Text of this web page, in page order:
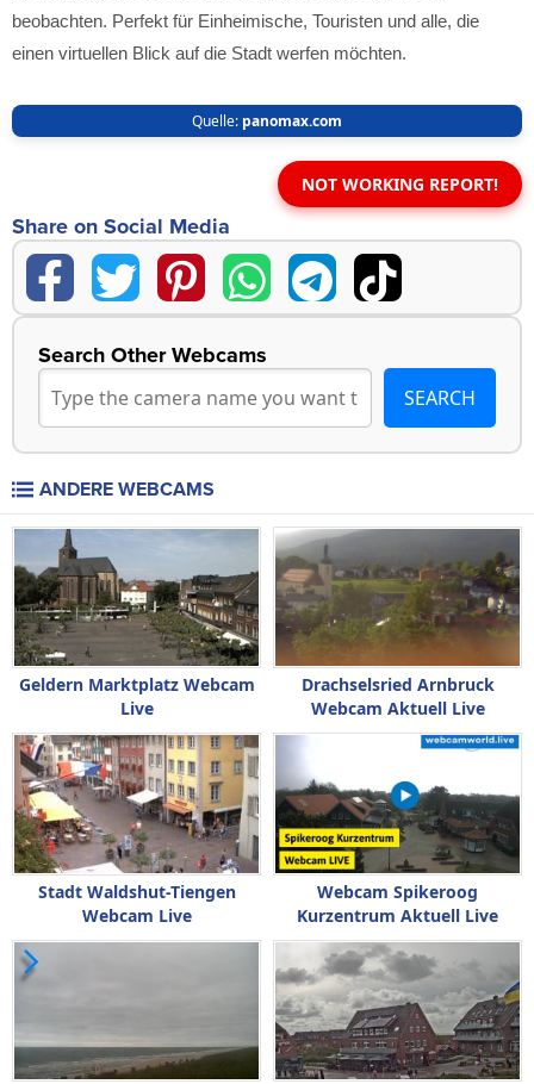
beobachten. Perfekt für Einheimische, Touristen und alle, die
einen virtuellen Blick auf die Stadt werfen möchten.
Quelle: panomax.com
NOT WORKING REPORT!
Share on Social Media
Search Other Webcams
ANDERE WEBCAMS
Geldern Marktplatz Webcam
Live
Drachselsried Arnbruck
Webcam Aktuell Live
Stadt Waldshut-Tiengen
Webcam Live
Webcam Spikeroog
Kurzentrum Aktuell Live